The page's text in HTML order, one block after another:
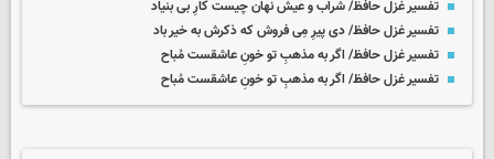
تفسیر غزل حافظ/ شراب و عیش نهان چیست کارِ بی بنیاد
تفسیر غزل حافظ/ دی پیرِ مِی فروش که ذکرش به خیر باد
تفسیر غزل حافظ/ اگر به مذهبِ تو خونِ عاشقست مُباح
تفسیر غزل حافظ/ اگر به مذهبِ تو خونِ عاشقست مُباح